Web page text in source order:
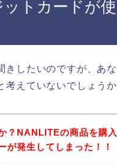
トカードが
きしたいのですが、あ
えていないでしょうか
？NANLITEの商品を購
が発生してしまった！！